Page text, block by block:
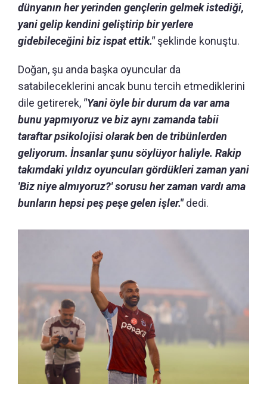
dünyanın her yerinden gençlerin gelmek istediği,
yani gelip kendini geliştirip bir yerlere
gidebileceğini biz ispat ettik."şeklinde konuştu.
Doğan, şu anda başka oyuncular da
satabileceklerini ancak bunu tercih etmediklerini
dile getirerek, "Yani öyle bir durum da var ama
bunu yapmıyoruz ve biz aynı zamanda tabii
taraftar psikolojisi olarak ben de tribünlerden
geliyorum. İnsanlar şunu söylüyor haliyle. Rakip
takımdaki yıldız oyuncuları gördükleri zaman yani
'Biz niye almıyoruz?' sorusu her zaman vardı ama
bunların hepsi peş peşe gelen işler."dedi.